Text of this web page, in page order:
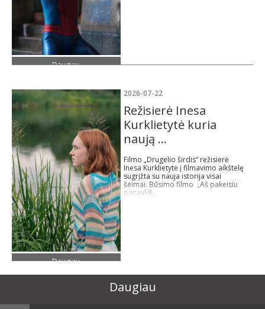
Daugiau
Daugiau
2026-07-22
Režisierė Inesa
Kurklietytė kuria
naują ...
Filmo „Drugelio širdis“ režisierė
Inesa Kurklietytė į filmavimo aikštelę
sugrįžta su nauja istorija visai
šeimai. Būsimo filmo „Aš pakeisiu
pasaulį&...
Daugiau